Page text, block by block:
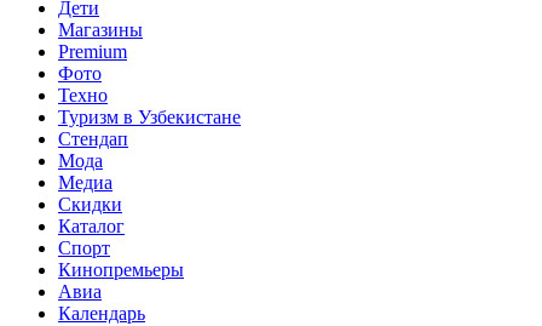
Дети
Магазины
Premium
Фото
Техно
Туризм в Узбекистане
Стендап
Мода
Медиа
Скидки
Каталог
Спорт
Кинопремьеры
Авиа
Календарь